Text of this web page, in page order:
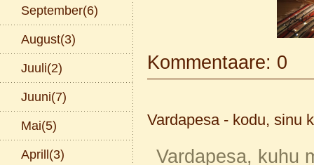
September(6)
August(3)
Juuli(2)
Juuni(7)
Mai(5)
Aprill(3)
Kommentaare: 0
Vardapesa - kodu, sinu
Vardapesa, kuhu